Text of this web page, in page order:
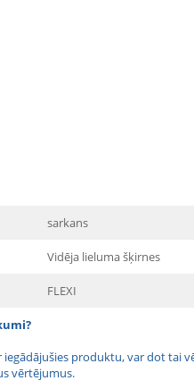
sarkans
Vidēja lieluma šķirnes
FLEXI
iegādājušies produktu, var dot
vērtējumus.